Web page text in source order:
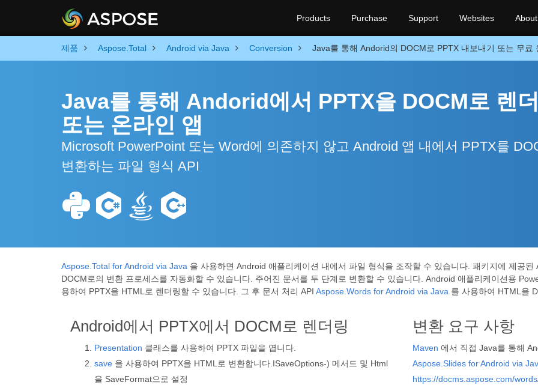
Products Purchase Support Websites About
제품 Aspose.Total Android via Java Conversion Java를 통해 Andorid의 DOCM로 PPTX 내보내기 또는 무료
Java를 통해 Andorid에서 PPTX을 DOCM로 렌
또는 온라인 앱
Microsoft PowerPoint 또는 Word에 의존하지 않고 Android 앱 내에서 PPTX를
변환하는 파일 형식 API
Aspose.Total for Android via Java 을 사용하면 Android 애플리케이션 내에서 파일 형식을 조작할 수 있습니다. 패키지에 제공
DOCM로의 변환 프로세스를 자동화할 수 있습니다. 주어진 문서를 두 단계로 변환할 수 있습니다. Android 애플리케이션용
용하여 PPTX을 HTML로 렌더링할 수 있습니다. 그 후 문서 처리 API Aspose.Words for Android via Java 를 사용하여 HTML을
Android에서 PPTX에서 DOCM로 렌더링
Presentation 클래스를 사용하여 PPTX 파일을 엽니다.
save 을 사용하여 PPTX을 HTML로 변환합니다.ISaveOptions-) 메서드 및 Html
을 SaveFormat으로 설정
변환 요구 사항
Maven 에서 직접 Java를 통해
Aspose.Slides for Android via
https://docms.aspose.com/